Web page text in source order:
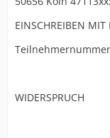
besteht nach wie
Bundesgesetz
EINSCHREIBEN MIT
WIDERSPRUCH